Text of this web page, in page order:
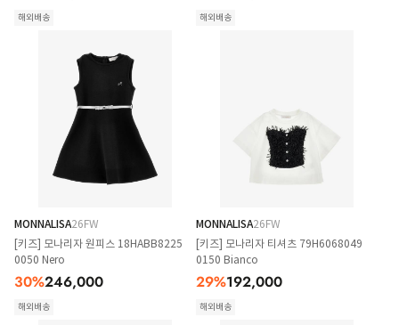
해외배송 해외배송
MONNALISA26FW
[키즈] 모나리자 원피스 18HABB8225
0050 Nero
30%246,000
해외배송
MONNALISA26FW
[키즈] 모나리자 티셔츠 79H6068049
0150 Bianco
29%192,000
해외배송